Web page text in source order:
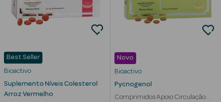
Luxo
Beauty Season
Beauty Season
Perfumes
Beauty Season
Best Seller
Bioactivo
Suplemento Níveis Colesterol
Arroz Vermelho
Novo
Bioactivo
Pycnogenol
Comprimidos Apoio Circulação